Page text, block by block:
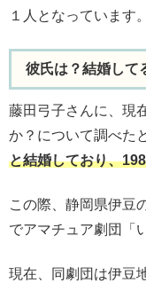
１人となっています。
彼氏は？結婚して
藤田弓子さんに、現
か？について調べた
と結婚しており、
この際、静岡県伊豆
でアマチュア劇団「
現在、同劇団は伊豆